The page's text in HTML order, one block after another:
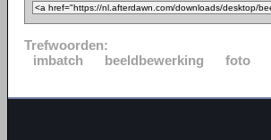
Trefwoorden:
imbatch
beeldbewerking foto